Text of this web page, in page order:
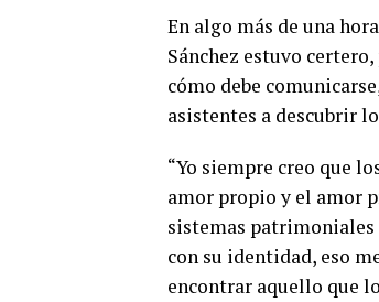
En algo más de una
Sánchez estuvo
cómo debe
asistentes a descubrir
“Yo siempre creo que
amor propio y el amor
sistemas patrimoniales
con su identidad, eso
encontrar aquello que